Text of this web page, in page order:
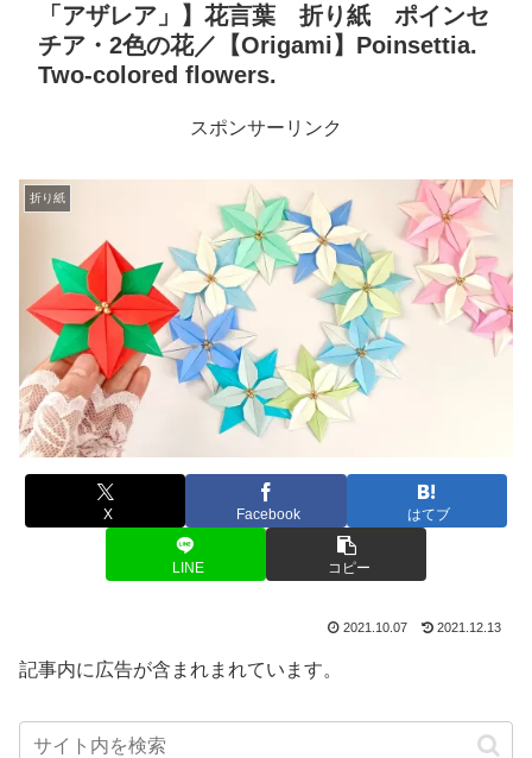
「アザレア」】花言葉 折り紙 ポインセ
チア・2色の花／【Origami】Poinsettia.
Two-colored flowers.
スポンサーリンク
折り紙
X Facebook はてブ
LINE コピー
2021.10.07 2021.12.13
記事内に広告が含まれまれています。